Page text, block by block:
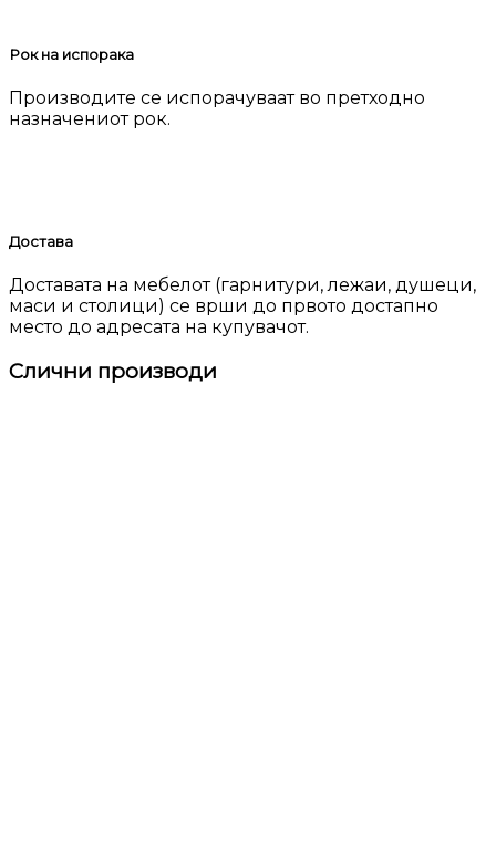
Рок на испорака
Производите се испорачуваат во претходно
назначениот рок.
Достава
Доставата на мебелот (гарнитури, лежаи, душеци,
маси и столици) се врши до првото достапно
место до адресата на купувачот.
Слични производи